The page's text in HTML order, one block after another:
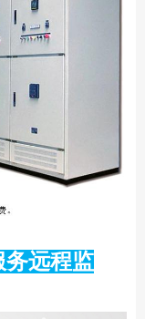
务远程监